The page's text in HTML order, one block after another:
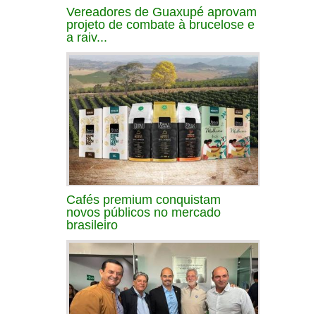
Vereadores de Guaxupé aprovam
projeto de combate à brucelose e
a raiv...
Cafés premium conquistam
novos públicos no mercado
brasileiro